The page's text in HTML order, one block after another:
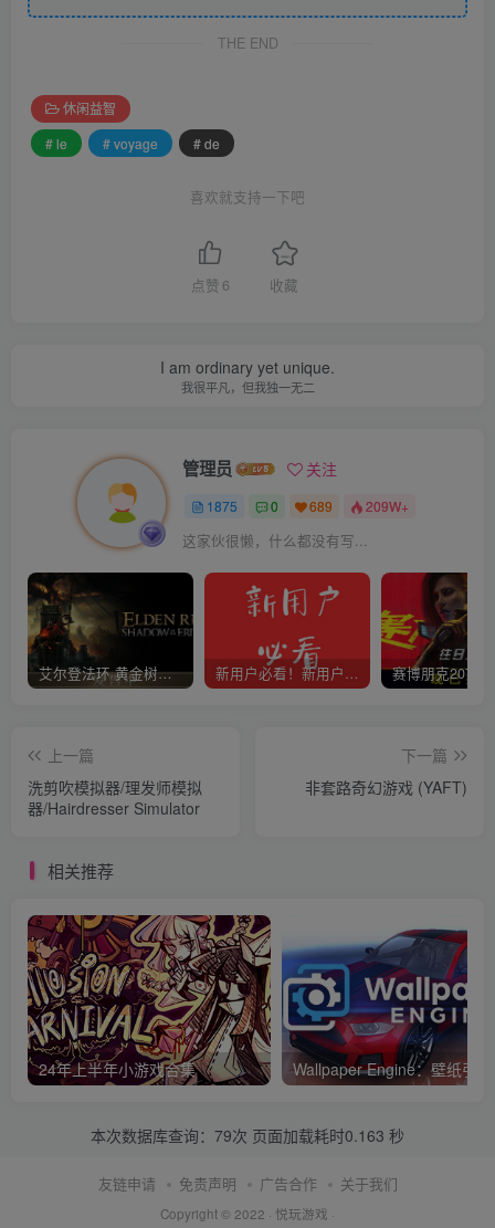
THE END
休闲益智
# le
# voyage # de
喜欢就支持一下吧
点赞 6 收藏
I am ordinary yet unique.
我很平凡，但我独一无二
管理员 关注
1875 0 689 209W+
这家伙很懒，什么都没有写...
艾尔登法环 黄金树幽影 新用户必看！新用户必看！新用户必看！！！
上一篇
洗剪吹模拟器/理发师模拟
器/Hairdresser Simulator
下一篇
非套路奇幻游戏 (YAFT)
相关推荐
24年上半年小游戏合集 Wallpaper Engine：壁纸引擎
本次数据库查询：79次 页面加载耗时0.163 秒
友链申请 免责声明 广告合作 关于我们
Copyright © 2022 · 悦玩游戏 ·